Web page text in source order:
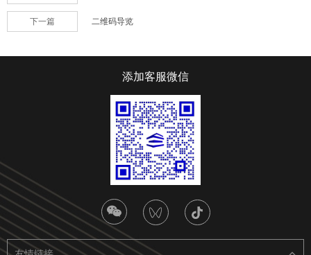
下一篇 二维码导览
添加客服微信